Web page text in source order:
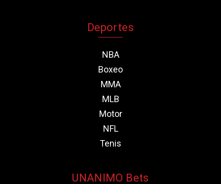
Deportes
NBA
Boxeo
MMA
MLB
Motor
NFL
Tenis
UNANIMO Bets